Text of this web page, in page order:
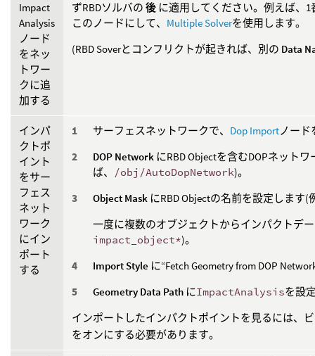
Impact
Analysis
ノード
をネッ
トワー
クに追
加する
ずRBDソルバの 後 に適用してください。例えば、
このノードにして、 Multiple Solverを使用します。
(RBD Soverとコンフリクトが起きれば、別の Data
インパ
クトポ
イント
をサー
フェス
ネット
ワーク
にイン
ポート
する
サーフェスネットワークで、 Dop Importノード
DOP Network にRBD Objectを含むDOPネット
ば、
/obj/AutoDopNetwork)。
Object Mask にRBD Objectの名前を設定します(
一度に複数のオブジェクトからインパクトデ
impact_object*)。
Import Style に“Fetch Geometry from DOP
Geometry Data Path にImpactAnalysisを設
インポートしたインパクトポイントを見るには、
をオンにする必要があります。